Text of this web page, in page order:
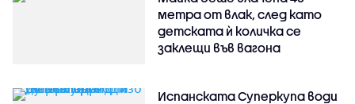
метра от влак, след като
детската ѝ количка се
заклещи във вагона
Испанската Суперкупа води